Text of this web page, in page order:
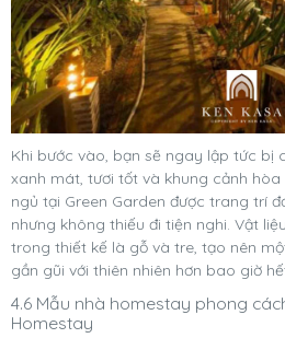
Khi bước vào, bạn sẽ ngay lập tức bị
xanh mát, tươi tốt và khung cảnh hòa
ngủ tại Green Garden được trang trí
nhưng không thiếu đi tiện nghi. Vật
trong thiết kế là gỗ và tre, tạo nên
gần gũi với thiên nhiên hơn bao giờ
4.6 Mẫu nhà homestay phong
Homestay